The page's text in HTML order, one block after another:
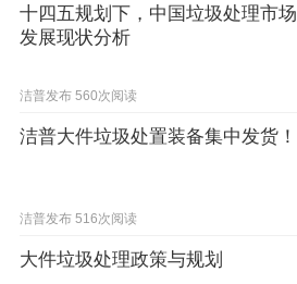
十四五规划下，中国垃圾处理市场
发展现状分析
洁普发布 560次阅读
洁普大件垃圾处置装备集中发货！
洁普发布 516次阅读
大件垃圾处理政策与规划